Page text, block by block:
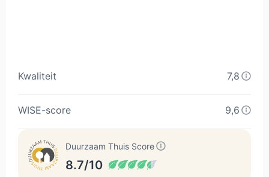
Kwaliteit 7,8
WISE-score 9,6
Duurzaam Thuis Score
8.7/10